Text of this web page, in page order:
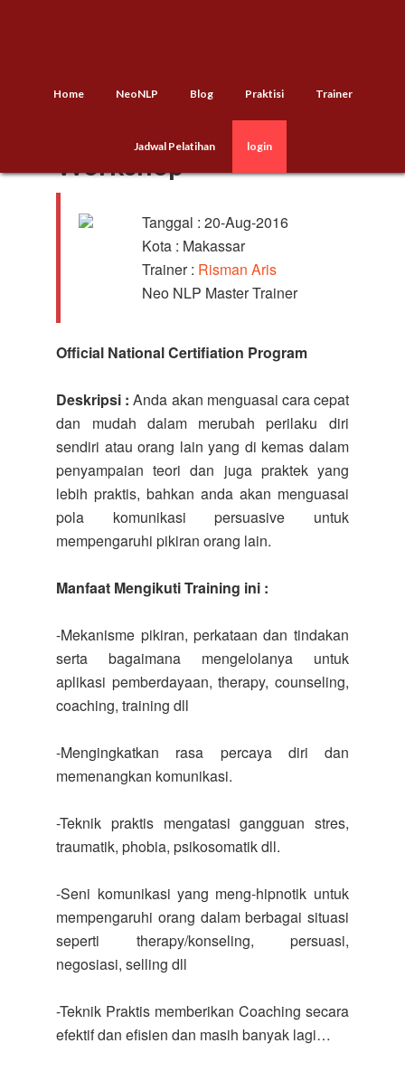
Home NeoNLP Blog Praktisi Trainer
Jadwal Pelatihan login
NNLP Practitioner
Workshop
Tanggal : 20-Aug-2016
Kota : Makassar
Trainer : Risman Aris
Neo NLP Master Trainer
Official National Certifiation Program
Deskripsi : Anda akan menguasai cara cepat
dan mudah dalam merubah perilaku diri
sendiri atau orang lain yang di kemas dalam
penyampaian teori dan juga praktek yang
lebih praktis, bahkan anda akan menguasai
pola komunikasi persuasive untuk
mempengaruhi pikiran orang lain.
Manfaat Mengikuti Training ini :
-Mekanisme pikiran, perkataan dan tindakan
serta bagaimana mengelolanya untuk
aplikasi pemberdayaan, therapy, counseling,
coaching, training dll
-Mengingkatkan rasa percaya diri dan
memenangkan komunikasi.
-Teknik praktis mengatasi gangguan stres,
traumatik, phobia, psikosomatik dll.
-Seni komunikasi yang meng-hipnotik untuk
mempengaruhi orang dalam berbagai situasi
seperti therapy/konseling, persuasi,
negosiasi, selling dll
-Teknik Praktis memberikan Coaching secara
efektif dan efisien dan masih banyak lagi…